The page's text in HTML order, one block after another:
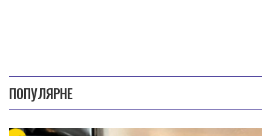
ПОПУЛЯРНЕ